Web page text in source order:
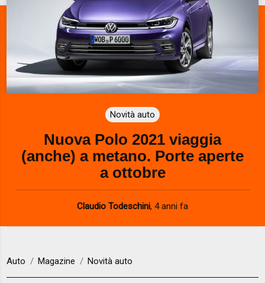
Novità auto
Nuova Polo 2021 viaggia
(anche) a metano. Porte aperte
a ottobre
Claudio Todeschini, 4 anni fa
Auto Magazine Novità auto